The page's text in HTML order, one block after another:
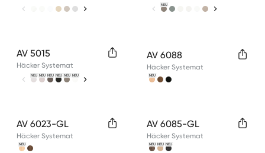
NEU
AV 5015
Häcker Systemat
Available colors
NEU NEU NEU NEU NEU NEU
AV 6088
Häcker Systemat
Available colors
NEU
AV 6023-GL
Häcker Systemat
Available colors
NEU
AV 6085-GL
Häcker Systemat
Available colors
NEU NEU NEU